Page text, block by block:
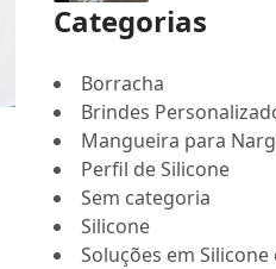
Categorias
Borracha
Brindes
Mangueira para
Perfil de Silicone
Sem categoria
Silicone
Soluções em Silicone